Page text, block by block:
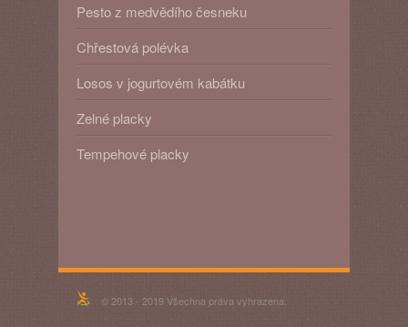
Pesto z medvědího česneku
Chřestová polévka
Losos v jogurtovém kabátku
Zelné placky
Tempehové placky
© 2013 - 2019 Všechna práva vyhrazena.